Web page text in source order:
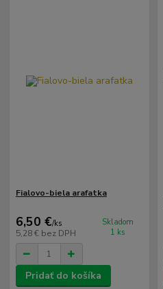
Fialovo-biela arafatka
6,50 €/ks
5,28 € bez DPH
Skladom
1 ks
Pridať do košíka